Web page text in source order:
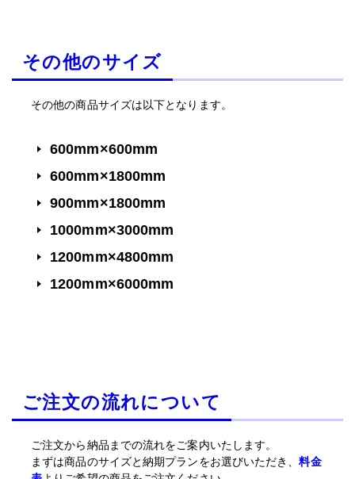
その他のサイズ
その他の商品サイズは以下となります。
600mm×600mm
600mm×1800mm
900mm×1800mm
1000mm×3000mm
1200mm×4800mm
1200mm×6000mm
ご注文の流れについて
ご注文から納品までの流れをご案内いたします。
まずは商品のサイズと納期プランをお選びいただき、料金